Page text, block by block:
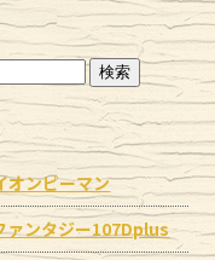
オンピーマン
ンタジー107Dplus